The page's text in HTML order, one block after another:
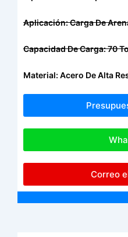
Aplicación: Carga De
Capacidad De Carga: 70
Material: Acero De Alta
Correo